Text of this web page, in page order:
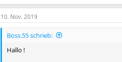
10. Nov. 2019
Boss.55 schrieb:
Hallo !